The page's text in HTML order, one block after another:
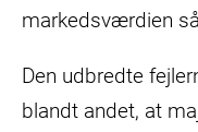
markedsværdien
Den udbredte
blandt andet, at